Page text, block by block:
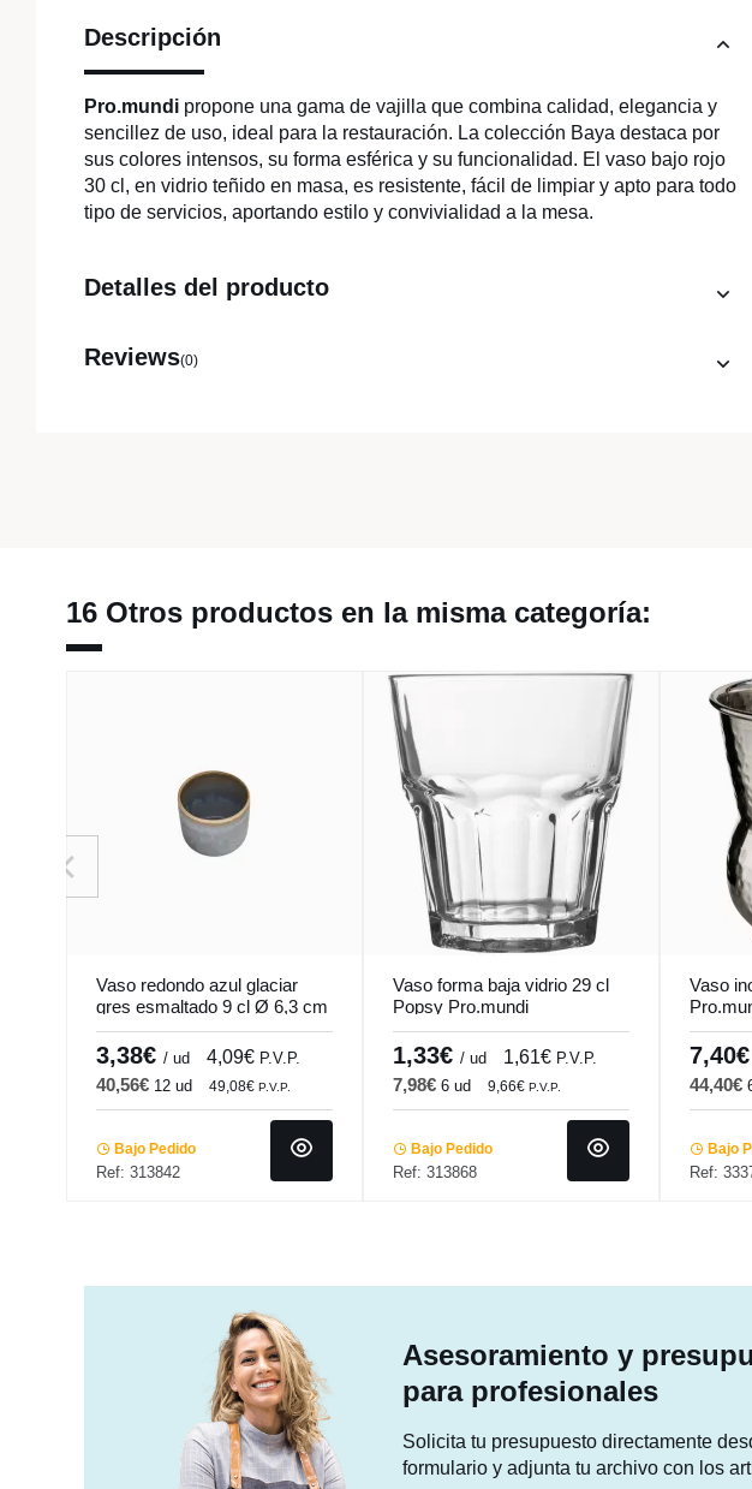
Descripción
Pro.mundi propone una gama de vajilla que combina calidad, elegancia y
sencillez de uso, ideal para la restauración. La colección Baya destaca por
sus colores intensos, su forma esférica y su funcionalidad. El vaso bajo rojo
30 cl, en vidrio teñido en masa, es resistente, fácil de limpiar y apto para todo
tipo de servicios, aportando estilo y convivialidad a la mesa.
Detalles del producto
Reviews(0)
16 Otros productos en la misma categoría:
Vaso redondo azul glaciar
gres esmaltado 9 cl Ø 6,3 cm
Snow Pro.mundi
3,38€ / ud 4,09€ P.V.P.
40,56€ 12 ud 49,08€ P.V.P.
Bajo Pedido
Ref: 313842
Vaso forma baja vidrio 29 cl
Popsy Pro.mundi
1,33€ / ud 1,61€ P.V.P.
7,98€ 6 ud 9,66€ P.V.P.
Bajo Pedido
Ref: 313868
Vaso
7,40€
44,40€
Bajo
Ref:
Asesoramiento y
para profesionales
Solicita tu presupuesto directamente
formulario y adjunta tu archivo con los